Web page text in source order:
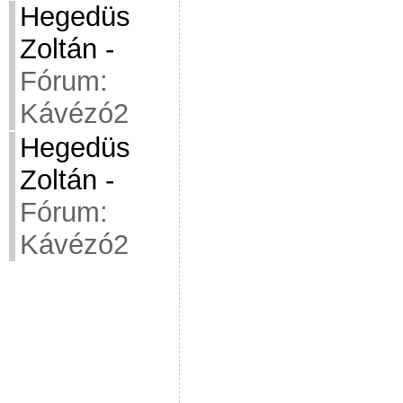
Hegedüs
Zoltán -
Fórum:
Kávézó2
Hegedüs
Zoltán -
Fórum:
Kávézó2